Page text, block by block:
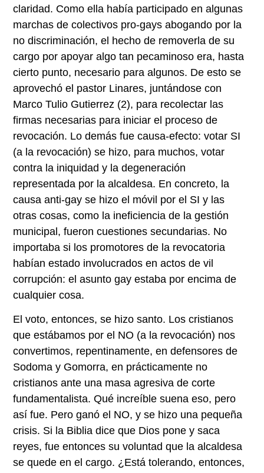
claridad. Como ella había participado en algunas
marchas de colectivos pro-gays abogando por la
no discriminación, el hecho de removerla de su
cargo por apoyar algo tan pecaminoso era, hasta
cierto punto, necesario para algunos. De esto se
aprovechó el pastor Linares, juntándose con
Marco Tulio Gutierrez (2), para recolectar las
firmas necesarias para iniciar el proceso de
revocación. Lo demás fue causa-efecto: votar SI
(a la revocación) se hizo, para muchos, votar
contra la iniquidad y la degeneración
representada por la alcaldesa. En concreto, la
causa anti-gay se hizo el móvil por el SI y las
otras cosas, como la ineficiencia de la gestión
municipal, fueron cuestiones secundarias. No
importaba si los promotores de la revocatoria
habían estado involucrados en actos de vil
corrupción: el asunto gay estaba por encima de
cualquier cosa.
El voto, entonces, se hizo santo. Los cristianos
que estábamos por el NO (a la revocación) nos
convertimos, repentinamente, en defensores de
Sodoma y Gomorra, en prácticamente no
cristianos ante una masa agresiva de corte
fundamentalista. Qué increíble suena eso, pero
así fue. Pero ganó el NO, y se hizo una pequeña
crisis. Si la Biblia dice que Dios pone y saca
reyes, fue entonces su voluntad que la alcaldesa
se quede en el cargo. ¿Está tolerando, entonces,